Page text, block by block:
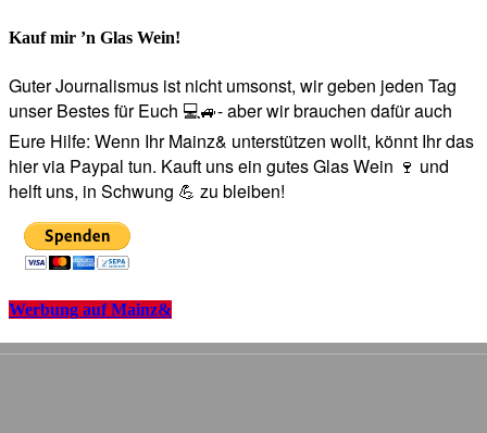
Kauf mir ’n Glas Wein!
Guter Journalismus ist nicht umsonst, wir geben jeden Tag
unser Bestes für Euch 💻🚙- aber wir brauchen dafür auch
Eure Hilfe: Wenn Ihr Mainz& unterstützen wollt, könnt Ihr das
hier via Paypal tun. Kauft uns ein gutes Glas Wein 🍷 und
helft uns, in Schwung 💪 zu bleiben!
Werbung auf Mainz&